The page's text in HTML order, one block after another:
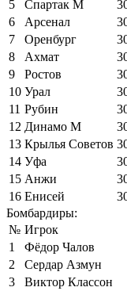
5
Спартак М
6
Арсенал
7
Оренбург
8
Ахмат
9
Ростов
10 Урал
11 Рубин
12 Динамо М
13 Крылья Советов
14 Уфа
15 Анжи
16 Енисей
Бомбардиры:
№ Игрок
1
Фёдор Чалов
2
Сердар Азмун
3
Виктор Классон